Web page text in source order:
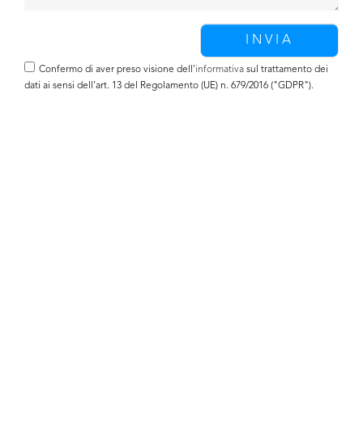
Confermo di aver preso visione dell'informativa sul trattamento dei
dati ai sensi dell’art. 13 del Regolamento (UE) n. 679/2016 ("GDPR").